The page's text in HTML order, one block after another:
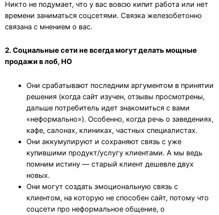
Никто не подумает, что у вас вовсю кипит работа или нет
времени заниматься соцсетями. Связка железобетонно
связана с мнением о вас.
2. Социальные сети не всегда могут делать мощные
продажи в лоб, НО
Они срабатывают последним аргументом в принятии
решения (когда сайт изучен, отзывы просмотрены,
дальше потребитель идет знакомиться с вами
«неформально»). Особенно, когда речь о заведениях,
кафе, салонах, клиниках, частных специалистах.
Они аккумулируют и сохраняют связь с уже
купившими продукт/услугу клиентами. А мы ведь
помним истину — старый клиент дешевле двух
новых.
Они могут создать эмоциональную связь с
клиентом, на которую не способен сайт, потому что
соцсети про неформальное общение, о